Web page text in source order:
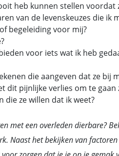
heb kunnen stellen
van de levenskeuzes die ik
begeleiding voor mij?
voor iets wat ik heb
die aangeven dat ze bij
dit pijnlijke verlies om te
die ze willen dat ik weet?
met een overleden dierbare?
Naast het bekijken van